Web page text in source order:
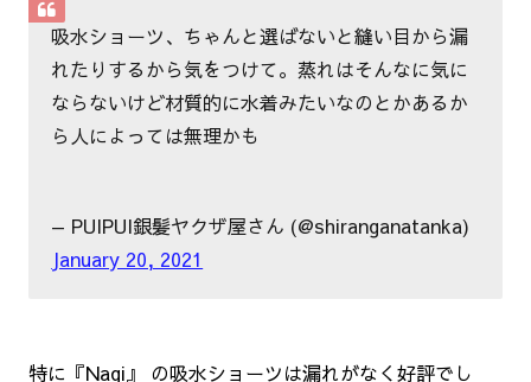
吸水ショーツ、ちゃんと選ばないと縫い目から漏
れたりするから気をつけて。蒸れはそんなに気に
ならないけど材質的に水着みたいなのとかあるか
ら人によっては無理かも
— PUIPUI銀髪ヤクザ屋さん (@shiranganatanka)
January 20, 2021
特に『Nagi』 の吸水ショーツは漏れがなく好評でし